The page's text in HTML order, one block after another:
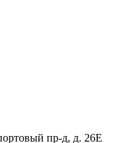
пр-д, д. 26Е